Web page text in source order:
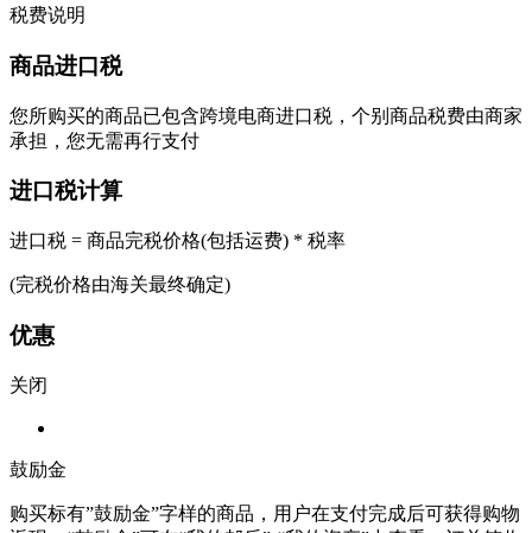
税费说明
商品进口税
您所购买的商品已包含跨境电商进口税，个别商品税费由商家
承担，您无需再行支付
进口税计算
进口税 = 商品完税价格(包括运费) * 税率
(完税价格由海关最终确定)
优惠
关闭
鼓励金
购买标有”鼓励金”字样的商品，用户在支付完成后可获得购物